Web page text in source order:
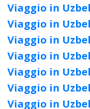
Viaggio in
Viaggio in
Viaggio in
Viaggio in
Viaggio in
Viaggio in
Viaggio in